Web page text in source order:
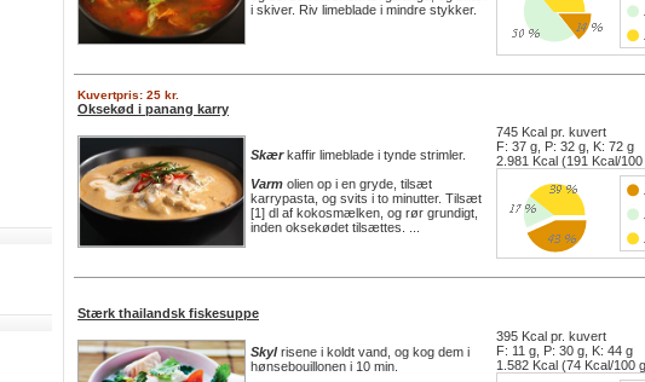
i skiver. Riv limeblade i mindre stykker.
Kuvertpris: 25 kr.
Oksekød i panang karry
Skærkaffir limeblade i tynde strimler.
Varm olien op i en gryde, tilsæt
karrypasta, og svits i to minutter. Tilsæt
[1] dl af kokosmælken, og rør grundigt,
inden oksekødet tilsættes. ...
745 Kcal pr. kuvert
F: 37 g, P: 32 g, K: 72 g
2.981 Kcal (191 Kcal/100
Stærk thailandsk fiskesuppe
Skylrisene i koldt vand, og kog dem i
hønsebouillonen i 10 min.
395 Kcal pr. kuvert
F: 11 g, P: 30 g, K: 44 g
1.582 Kcal (74 Kcal/100